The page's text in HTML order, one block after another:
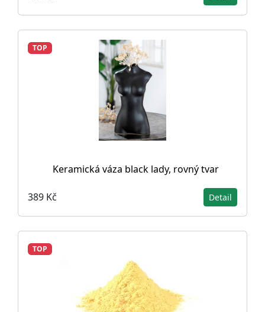
TOP
Keramická váza black lady, rovný tvar
389 Kč Detail
TOP